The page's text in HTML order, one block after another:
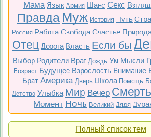
Мама Язык Армия Шанс Секс Взгляд
Правда Муж История Путь
Россия Работа Свобода Счастье Природа
Отец Дорога Власть Если бы
Выбор Родители Враг Дождь Ум Мысли
Возраст Будущее Взрослость Внимание
Брат Америка Дверь Школа Помощь
Детство Улыбка Мир Вечер Смерть
Момент Ночь Великий Дядя
Полный список тем